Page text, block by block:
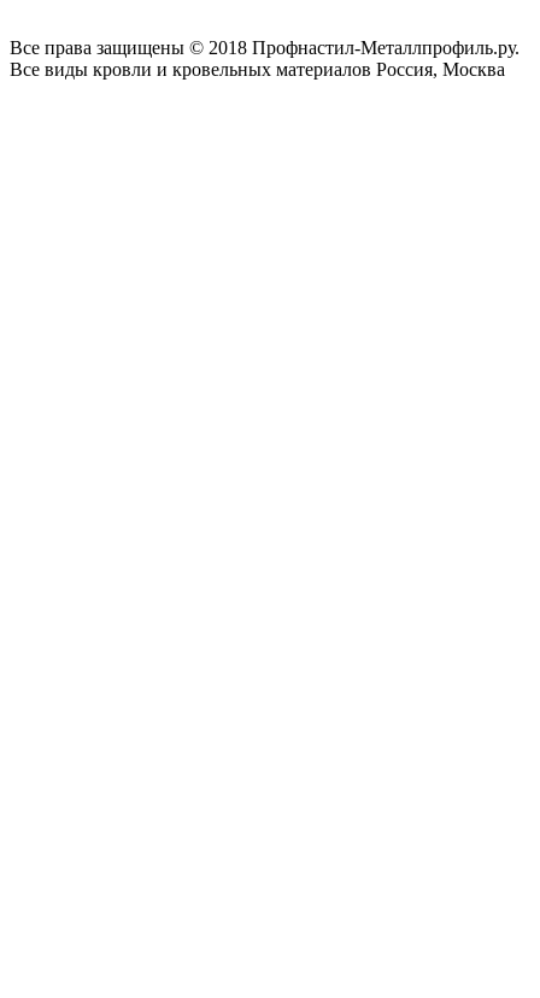
Все права защищены © 2018 Профнастил-Металлпрофиль.ру.
Все виды кровли и кровельных материалов Россия, Москва